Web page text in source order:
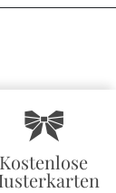
r
Kostenlose